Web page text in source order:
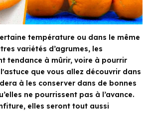
température ou dans le même
variétés d’agrumes, les
tendance à mûrir, voire à pourrir
que vous allez découvrir dans
à les conserver dans de bonnes
ne pourrissent pas à l’avance.
elles seront tout aussi